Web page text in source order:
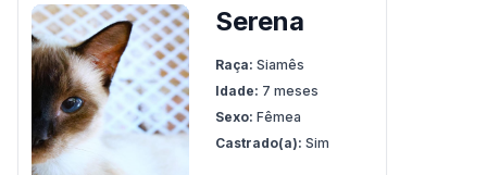
Serena
Raça: Siamês
Idade: 7 meses
Sexo: Fêmea
Castrado(a): Sim